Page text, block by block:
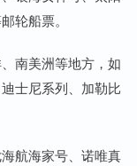
轮船票。
南美洲等地方，如
士尼系列、加勒比
航海家号、诺唯真